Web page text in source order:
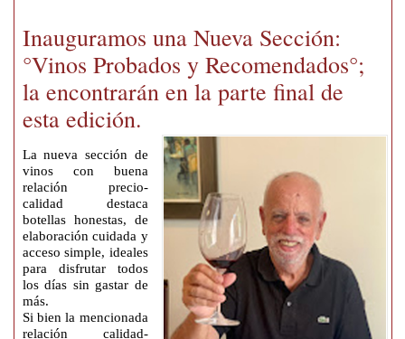
Inauguramos una Nueva Sección:
°Vinos Probados y Recomendados°;
la encontrarán en la parte final de
esta edición.
La nueva sección de
vinos con buena
relación precio-
calidad destaca
botellas honestas, de
elaboración cuidada y
acceso simple, ideales
para disfrutar todos
los días sin gastar de
más.
Si bien la mencionada
relación calidad-